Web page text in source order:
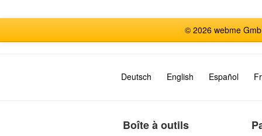
© 2026 webme
Deutsch English Español
Boîte à outils